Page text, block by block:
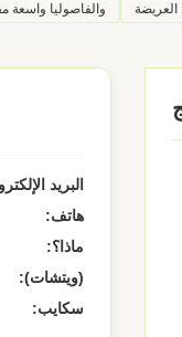
العريضة والفاصوليا واسعة
البريد
هاتف:
ماذا؟:
(ويتشات):
سكايب: